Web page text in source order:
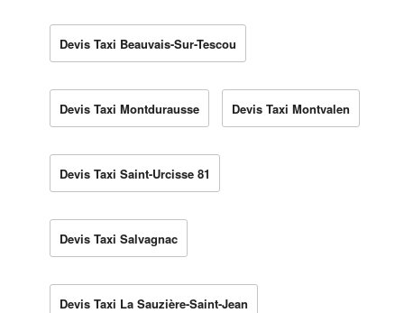
Devis Taxi Beauvais-Sur-Tescou
Devis Taxi Montdurausse Devis Taxi Montvalen
Devis Taxi Saint-Urcisse 81
Devis Taxi Salvagnac
Devis Taxi La Sauzière-Saint-Jean